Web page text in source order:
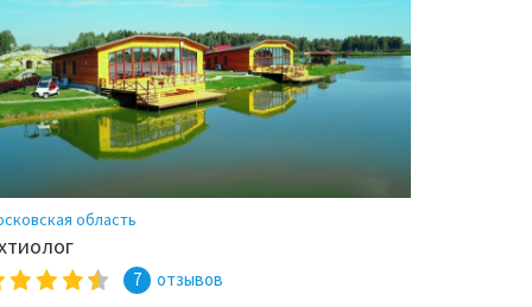
область
7 отзывов